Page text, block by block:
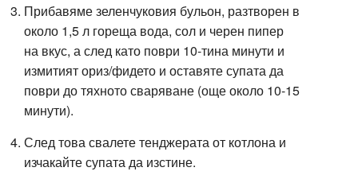
Прибавяме зеленчуковия бульон, разтворен в
около 1,5 л гореща вода, сол и черен пипер
на вкус, а след като поври 10-тина минути и
измитият ориз/фидето и оставяте супата да
поври до тяхното сваряване (още около 10-15
минути).
След това свалете тенджерата от котлона и
изчакайте супата да изстине.